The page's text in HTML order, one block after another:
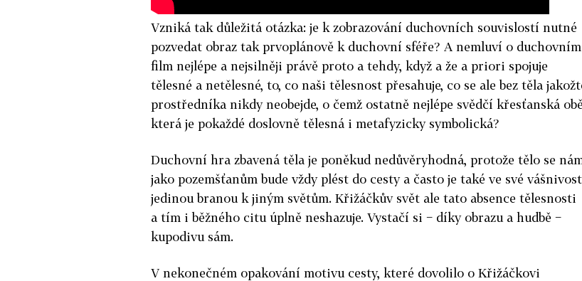
Vzniká tak důležitá otázka: je k zobrazování duchovních souvislostí nutné
pozvedat obraz tak prvoplánově k duchovní sféře? A nemluví o duchovním
film nejlépe a nejsilněji právě proto a tehdy, když a že a priori spojuje
tělesné a netělesné, to, co naši tělesnost přesahuje, co se ale bez těla
prostředníka nikdy neobejde, o čemž ostatně nejlépe svědčí křesťanská
která je pokaždé doslovně tělesná i metafyzicky symbolická?
Duchovní hra zbavená těla je poněkud nedůvěryhodná, protože tělo se
jako pozemšťanům bude vždy plést do cesty a často je také ve své
jedinou branou k jiným světům. Křižáčkův svět ale tato absence tělesnosti
a tím i běžného citu úplně neshazuje. Vystačí si − díky obrazu a hudbě −
kupodivu sám.
V nekonečném opakování motivu cesty, které dovolilo o Křižáčkovi